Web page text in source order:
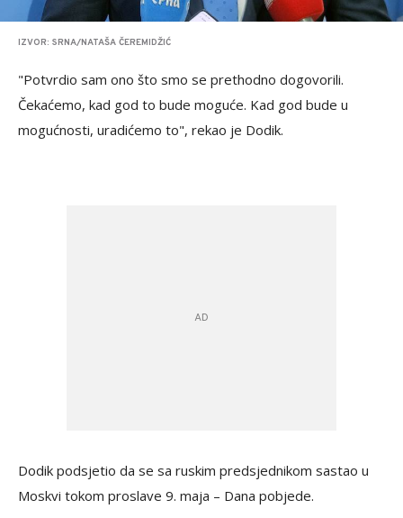
IZVOR: SRNA/NATAŠA ČEREMIDŽIĆ
"Potvrdio sam ono što smo se prethodno dogovorili.
Čekaćemo, kad god to bude moguće. Kad god bude u
mogućnosti, uradićemo to", rekao je Dodik.
Dodik podsjetio da se sa ruskim predsjednikom sastao u
Moskvi tokom proslave 9. maja – Dana pobjede.